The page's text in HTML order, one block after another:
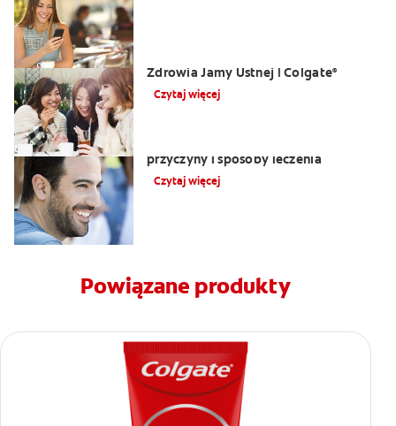
Zdrowia Jamy Ustnej | Colgate®
Czytaj więcej
przyczyny i sposoby leczenia
Czytaj więcej
Powiązane produkty